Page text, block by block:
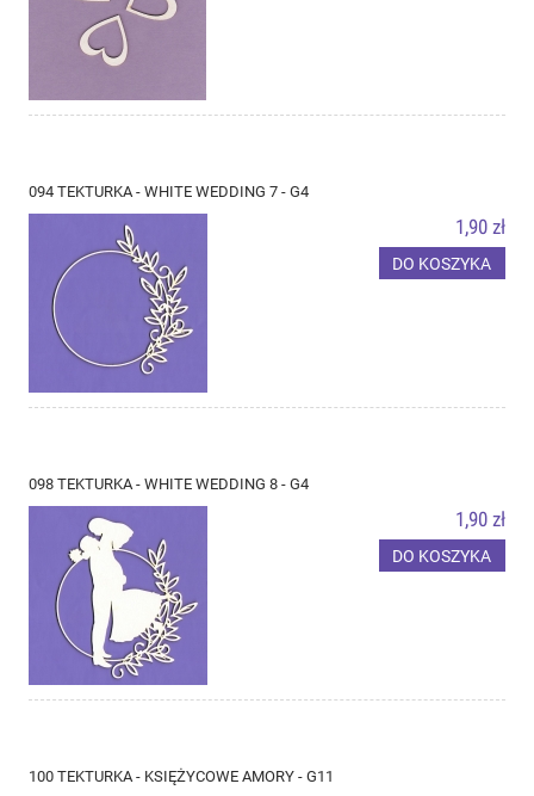
094 TEKTURKA - WHITE WEDDING 7 - G4
1,90 zł
DO KOSZYKA
098 TEKTURKA - WHITE WEDDING 8 - G4
1,90 zł
DO KOSZYKA
100 TEKTURKA - KSIĘŻYCOWE AMORY - G11